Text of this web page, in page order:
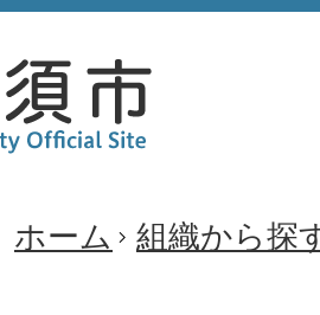
ホーム 組織から探